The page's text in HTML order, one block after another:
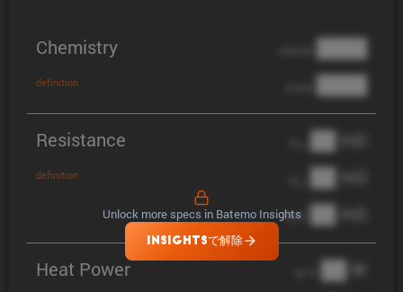
Chemistry
definition
████
████
Resistance
definition
██ mΩ
██ mΩ
DCIR ██ mΩ
Heat Power ██ W
Unlock more specs in Batemo Insights
INSIGHTSで解除